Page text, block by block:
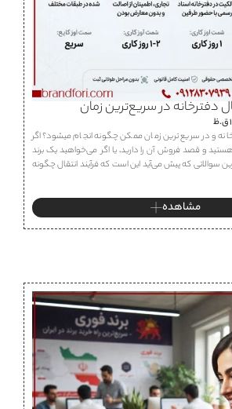
دفترخانه در سریع‌ترین زمان
و در سریع ترین زمان ممکن چگونه انجام میشود؟ اگر
و قصد فروش آن را دارید، یا اگر می‌خواهید یک برند
سوالاتی که پیش می‌آید این است که فرآیند انتقال چگونه
مشاهده